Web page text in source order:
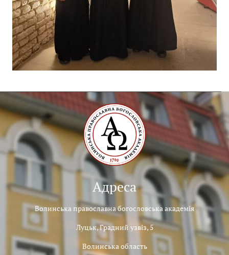
Адреса
Волинська православна богословська академія
Луцьк, Градний узвіз, 5
Волинська область